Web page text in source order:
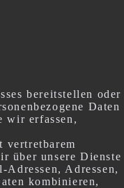
bereitstellen oder
Daten
wir erfassen,
über unsere Dienste
Adressen,
kombinieren,